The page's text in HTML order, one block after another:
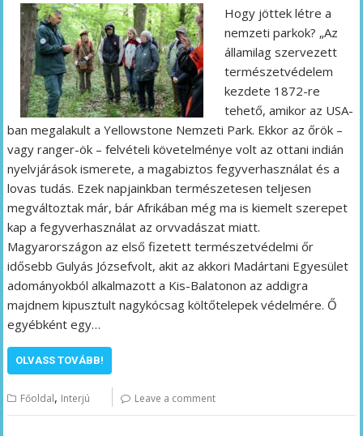
Hogy jöttek létre a
nemzeti parkok? „Az
államilag szervezett
természetvédelem
kezdete 1872-re
tehető, amikor az USA-
ban megalakult a Yellowstone Nemzeti Park. Ekkor az őrök –
vagy ranger-ök – felvételi követelménye volt az ottani indián
nyelvjárások ismerete, a magabiztos fegyverhasználat és a
lovas tudás. Ezek napjainkban természetesen teljesen
megváltoztak már, bár Afrikában még ma is kiemelt szerepet
kap a fegyverhasználat az orvvadászat miatt.
Magyarországon az első fizetett természetvédelmi őr
idősebb Gulyás Józsefvolt, akit az akkori Madártani Egyesület
adományokból alkalmazott a Kis-Balatonon az addigra
majdnem kipusztult nagykócsag költőtelepek védelmére. Ő
egyébként egy…
OLVASS TOVÁBB!
Főoldal, Interjú Leave a comment